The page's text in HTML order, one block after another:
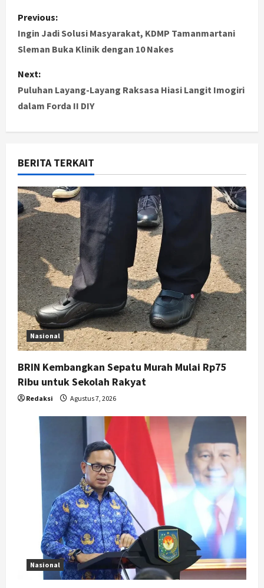
P
o
t
n
a
v
i
g
a
t
i
o
n
Previous:
Ingin Jadi Solusi Masyarakat, KDMP Tamanmartani
Sleman Buka Klinik dengan 10 Nakes
Next:
Puluhan Layang-Layang Raksasa Hiasi Langit Imogiri
dalam Forda II DIY
BERITA TERKAIT
Nasional
BRIN Kembangkan Sepatu Murah Mulai Rp75
Ribu untuk Sekolah Rakyat
Redaksi Agustus 7, 2026
Nasional